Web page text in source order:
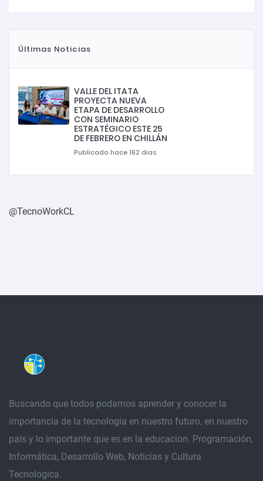
Últimas Noticias
VALLE DEL ITATA
PROYECTA NUEVA
ETAPA DE DESARROLLO
CON SEMINARIO
ESTRATÉGICO ESTE 25
DE FEBRERO EN CHILLÁN
Publicado hace 162 dias
@TecnoWorkCL
Buscando que todos podamos aprender y conocer la
importancia de la tecnologia en nuestro futuro, en nuestro
pais y lo importante que es en la educacion. Programación,
Informática, Desarrollo Web, Noticias y Cultura
Tecnologica.